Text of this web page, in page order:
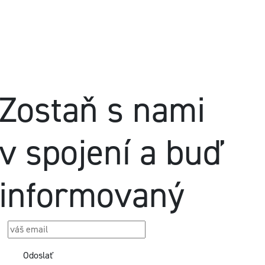
Zostaň s nami
spojení a buď
informovaný
Odoslať